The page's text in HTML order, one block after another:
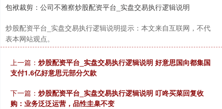
包袱裁剪：公司不雅察炒股配资平台_实盘交易执行逻辑说明
炒股配资平台_实盘交易执行逻辑说明提示：本文来自互联网，不代
表本网站观点。
上一篇： 炒股配资平台_实盘交易执行逻辑说明 好意思国向都集国
支付1.6亿好意思元部分欠款
下一篇： 炒股配资平台_实盘交易执行逻辑说明 叮咚买菜回复收
购：业务泛泛运营，品性圭臬不变